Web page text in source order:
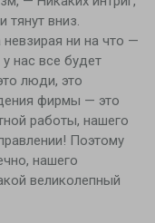
тянут вниз.
ни на что —
нас все будет
люди, это
фирмы — это
работы, нашего
Поэтому
нашего
великолепный